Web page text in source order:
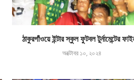
ঠাকুরগাঁওয়ে ইন্টার স্কুল ফুটবল টুর্নামেন্টের
অক্টোবর ১০, ২০২৪